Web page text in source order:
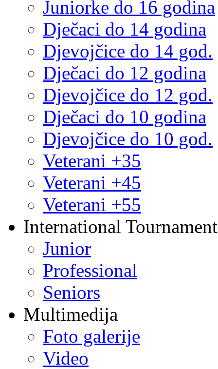
Juniorke do 16 godina
Dječaci do 14 godina
Djevojčice do 14 god.
Dječaci do 12 godina
Djevojčice do 12 god.
Dječaci do 10 godina
Djevojčice do 10 god.
Veterani +35
Veterani +45
Veterani +55
International
Junior
Professional
Seniors
Multimedija
Foto galerije
Video